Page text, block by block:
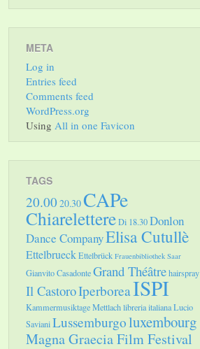
META
Log in
Entries feed
Comments feed
WordPress.org
Using All in one Favicon
TAGS
20.00 20.30CAPe
ChiarelettereDi 18.30Donlon
Dance CompanyElisa Cutullè
EttelbrueckEttelbrück Frauenbibliothek Saar
Gianvito CasadonteGrand Théâtrehairspray
Il CastoroIperboreaISPI
Kammermusiktage Mettlachlibreria italianaLucio
SavianiLussemburgoluxembourg
Magna Graecia Film Festival